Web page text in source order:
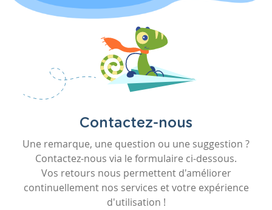
Contactez-nous
Une remarque, une question ou une suggestion ?
Contactez-nous via le formulaire ci-dessous.
Vos retours nous permettent d'améliorer
continuellement nos services et votre expérience
d'utilisation !